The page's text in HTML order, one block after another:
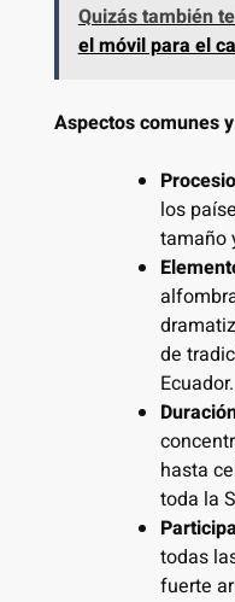
Quizás también
el móvil para el
Aspectos comunes
los
tamaño
de
Ecuador.
hasta
toda la
todas
fuerte